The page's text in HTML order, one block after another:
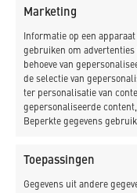
Marketing
Informatie op een
gebruiken om
behoeve van
de selectie van
ter personalisatie van
gepersonaliseerde
Beperkte gegevens
Toepassingen
Gegevens uit andere
het riool in
infiltratieroosters en
groenvoorzieningen
materialen worden
project te verhogen.
Eikelenbergstraat,
gedeelte van de